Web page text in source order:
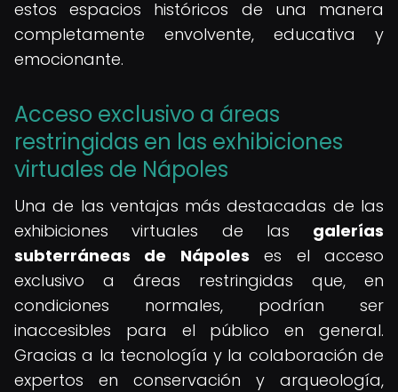
estos espacios históricos de una manera
completamente envolvente, educativa y
emocionante.
Acceso exclusivo a áreas
restringidas en las exhibiciones
virtuales de Nápoles
Una de las ventajas más destacadas de las
exhibiciones virtuales de las galerías
subterráneas de Nápoles es el acceso
exclusivo a áreas restringidas que, en
condiciones normales, podrían ser
inaccesibles para el público en general.
Gracias a la tecnología y la colaboración de
expertos en conservación y arqueología,